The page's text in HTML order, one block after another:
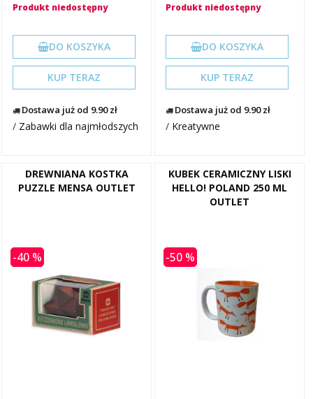
Produkt niedostępny
DO KOSZYKA
KUP TERAZ
Dostawa już od 9.90 zł
/ Zabawki dla najmłodszych
Produkt niedostępny
DO KOSZYKA
KUP TERAZ
Dostawa już od 9.90 zł
/ Kreatywne
DREWNIANA KOSTKA
PUZZLE MENSA OUTLET
-40 %
KUBEK CERAMICZNY LISKI
HELLO! POLAND 250 ML
OUTLET
-50 %